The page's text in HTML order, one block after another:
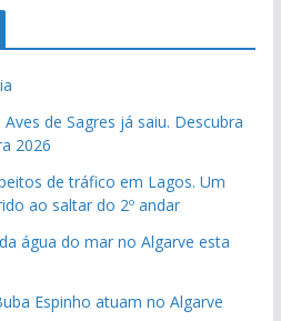
de Sagres já saiu. Descubra
2026
de tráfico em Lagos. Um
ao saltar do 2º andar
água do mar no Algarve esta
Espinho atuam no Algarve